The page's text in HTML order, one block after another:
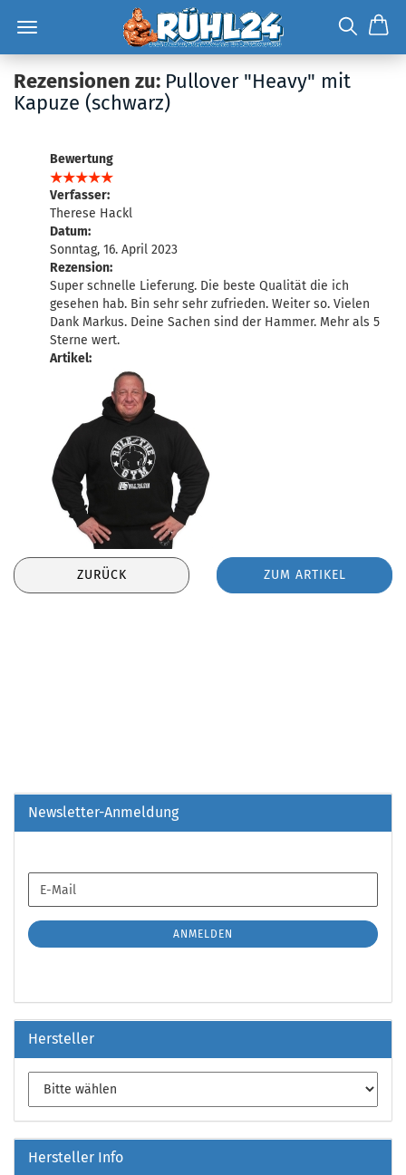
Rezensionen zu: Pullover "Heavy" mit
Kapuze (schwarz)
Bewertung
Verfasser:
Therese Hackl
Datum:
Sonntag, 16. April 2023
Rezension:
Super schnelle Lieferung. Die beste Qualität die ich
gesehen hab. Bin sehr sehr zufrieden. Weiter so. Vielen
Dank Markus. Deine Sachen sind der Hammer. Mehr als 5
Sterne wert.
Artikel:
ZURÜCK ZUM ARTIKEL
Newsletter-Anmeldung
ZUR
ANMELDUNG
E-
Mail
ANMELDEN
Hersteller
Hersteller Info